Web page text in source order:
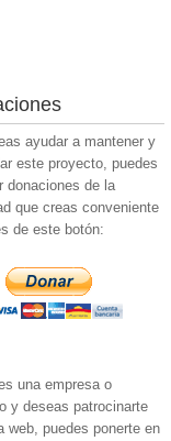
ayudar a mantener y
este proyecto, puedes
donaciones de la
que creas conveniente
de este botón:
una empresa o
y deseas patrocinarte
web, puedes ponerte en